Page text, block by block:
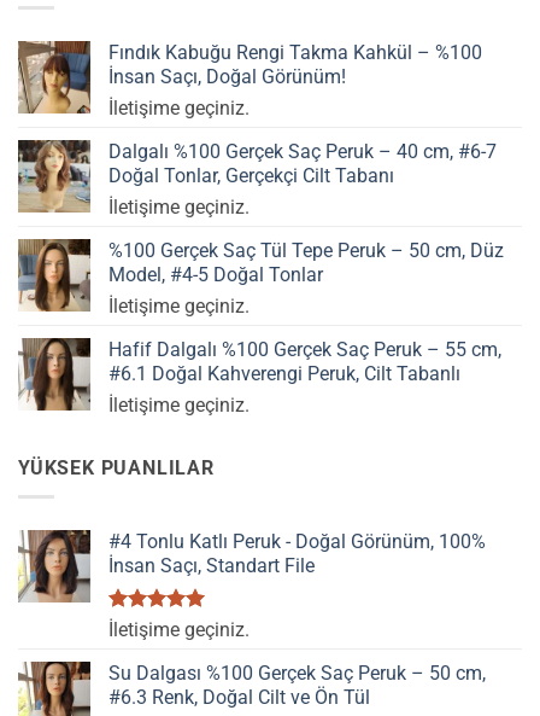
Fındık Kabuğu Rengi Takma Kahkül – %100
İnsan Saçı, Doğal Görünüm!
İletişime geçiniz.
Dalgalı %100 Gerçek Saç Peruk – 40 cm, #6-7
Doğal Tonlar, Gerçekçi Cilt Tabanı
İletişime geçiniz.
%100 Gerçek Saç Tül Tepe Peruk – 50 cm, Düz
Model, #4-5 Doğal Tonlar
İletişime geçiniz.
Hafif Dalgalı %100 Gerçek Saç Peruk – 55 cm,
#6.1 Doğal Kahverengi Peruk, Cilt Tabanlı
İletişime geçiniz.
YÜKSEK PUANLILAR
#4 Tonlu Katlı Peruk - Doğal Görünüm, 100%
İnsan Saçı, Standart File
5 üzerinden
oy
aldı
İletişime geçiniz.
Su Dalgası %100 Gerçek Saç Peruk – 50 cm,
#6.3 Renk, Doğal Cilt ve Ön Tül